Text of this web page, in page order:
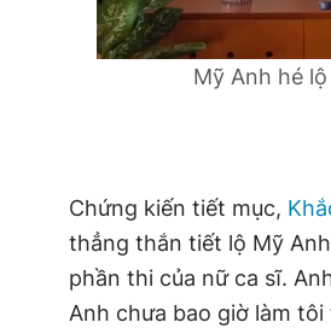
Mỹ Anh hé
Chứng kiến tiết mục,
thẳng thắn tiết lộ Mỹ
phần thi của nữ ca sĩ.
Anh chưa bao giờ làm